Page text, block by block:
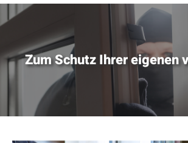
Zum Schutz Ihrer eigenen